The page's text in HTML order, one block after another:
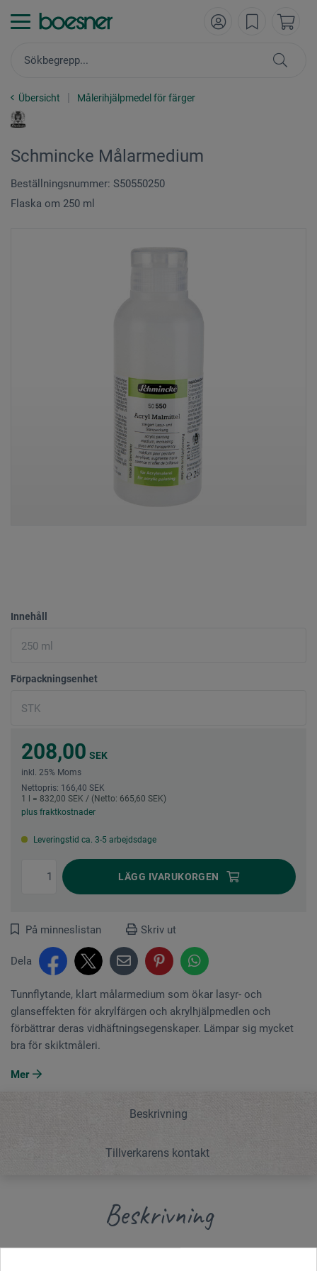
Übersicht Målerihjälpmedel för färger
Schmincke Målarmedium
Beställningsnummer: S50550250
Flaska om 250 ml
Innehåll
Förpackningsenhet
208,00 SEK
inkl. 25% Moms
Nettopris: 166,40 SEK
1 l = 832,00 SEK / (Netto: 665,60 SEK)
plus fraktkostnader
Leveringstid ca. 3-5 arbejdsdage
LÄGG IVARUKORGEN
På minneslistan Skriv ut
Dela
Tunnflytande, klart målarmedium som ökar lasyr- och
glanseffekten för akrylfärgen och akrylhjälpmedlen och
förbättrar deras vidhäftningsegenskaper. Lämpar sig mycket
bra för skiktmåleri.
Mer
Beskrivning
Tillverkarens kontakt
Beskrivning